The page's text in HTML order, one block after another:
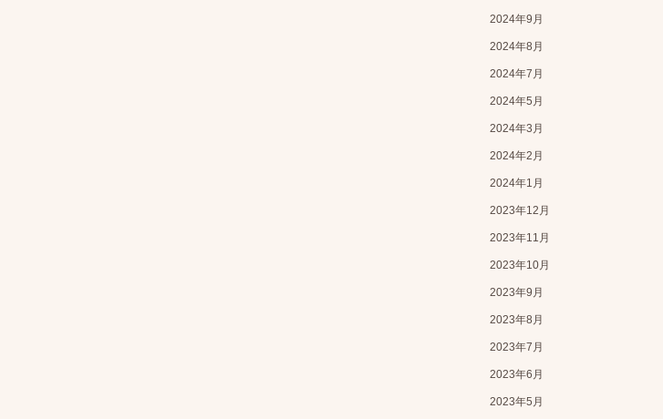
2024年9月
2024年8月
2024年7月
2024年5月
2024年3月
2024年2月
2024年1月
2023年12月
2023年11月
2023年10月
2023年9月
2023年8月
2023年7月
2023年6月
2023年5月